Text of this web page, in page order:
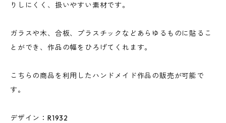
りしにくく、扱いやすい素材です。
ガラスや木、合板、プラスチックなどあらゆるものに貼るこ
とができ、作品の幅をひろげてくれます。
こちらの商品を利用したハンドメイド作品の販売が可能で
す。
デザイン：R1932